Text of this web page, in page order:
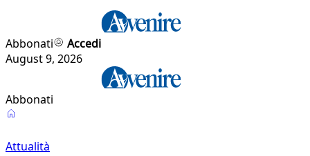
Abbonati
Accedi
August 9, 2026
Abbonati
Attualità